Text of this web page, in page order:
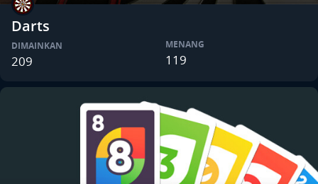
Darts
DIMAINKAN
209
MENANG
119